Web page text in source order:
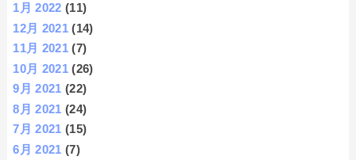
1月 2022 (11)
12月 2021 (14)
11月 2021 (7)
10月 2021 (26)
9月 2021 (22)
8月 2021 (24)
7月 2021 (15)
6月 2021 (7)